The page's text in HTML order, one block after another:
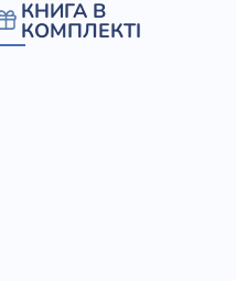
КНИГА В
КОМПЛЕКТІ